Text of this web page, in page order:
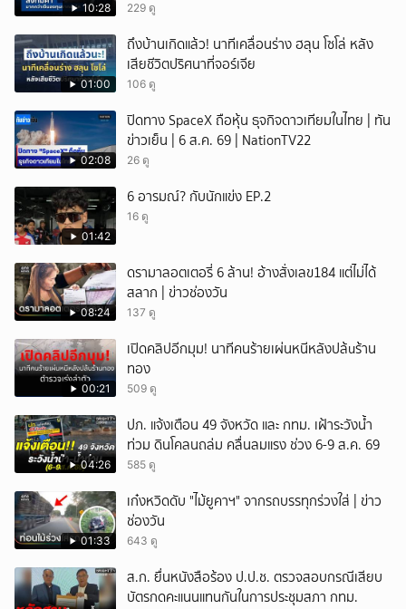
10:28 229 ดู
01:00
ถึงบ้านเกิดแล้ว! นาทีเคลื่อนร่าง ฮลุน โซโล่ หลัง
เสียชีวิตปริศนาที่จอร์เจีย
106 ดู
02:08
ปิดทาง SpaceX ถือหุ้น ธุจกิจดาวเทียมในไทย | ทัน
ข่าวเย็น | 6 ส.ค. 69 | NationTV22
26 ดู
01:42
6 อารมณ์? กับนักแข่ง EP.2
16 ดู
08:24
ดรามาลอตเตอรี่ 6 ล้าน! อ้างสั่งเลข184 แต่ไม่ได้
สลาก | ข่าวช่องวัน
137 ดู
00:21
เปิดคลิปอีกมุม! นาทีคนร้ายเผ่นหนีหลังปล้uร้าน
ทอง
509 ดู
04:26
ปภ. แจ้งเตือน 49 จังหวัด และ กทม. เฝ้าระวังน้ำ
ท่วม ดินโคลนถล่ม คลื่นลมแรง ช่วง 6-9 ส.ค. 69
585 ดู
01:33
เก๋งหวิดดับ "ไม้ยูคาฯ" จากรถบรรทุกร่วงใส่ | ข่าว
ช่องวัน
643 ดู
ส.ก. ยื่นหนังสือร้อง ป.ป.ช. ตรวจสอบกรณีเสียบ
บัตรกดคะแนนแทนกันในการประชุมสภา กทม.